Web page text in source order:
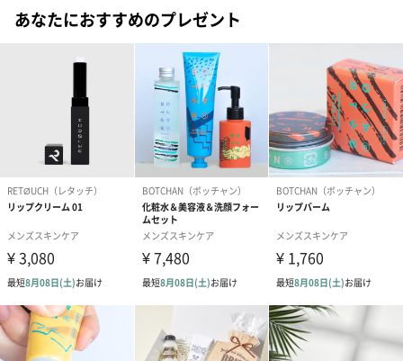
るオガワナツミさんのコラボレーションパッケージです。
60秒で完了する泡洗顔とミスト化粧水のミニボトルセットをオガ
ワナツミさんにイラストを描き下ろしていただいたオーガニック
コットン製ギフトパッケージに包んでお届け。
出張や旅行、ジムなどの携帯に便利な約1週間分のメンズスキンケ
アセットです。忙しく働く人の、朝と夜のスキンケアを無理なく
習慣化できるように、圧倒的な時間短縮にこだわりました。
スキンケアの“めんどうくさい”を解消したLOGICで、新しいスキ
ンケア体験を。
セット内容
あなたにおすすめのプレゼント